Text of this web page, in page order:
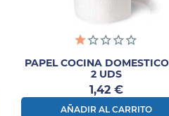
PAPEL COCINA
2 UDS
Precio
1,42 €
AÑADIR AL CARRITO